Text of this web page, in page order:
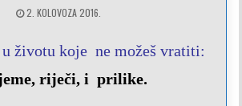
2. KOLOVOZA 2016.
životu koje ne možeš vratiti:
riječi, i prilike.